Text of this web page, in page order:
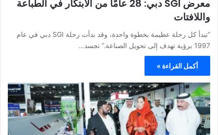
معرض SGI دبي: 28 عامًا من الابتكار في الطباعة
واللافتات
“تبدأ كل رحلة عظيمة بخطوة واحدة، وقد بدأت رحلة SGI دبي في عام
1997 برؤية تهدف إلى تحويل الصناعة.” تجسد…
أكمل القراءة »